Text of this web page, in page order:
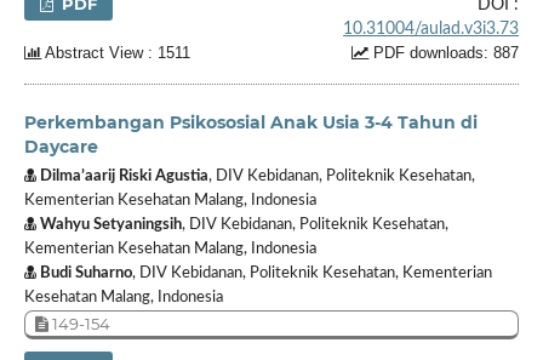
DOI :
10.31004/aulad.v3i3.73
Abstract View : 1511
PDF downloads: 887
Perkembangan Psikososial Anak Usia 3-4 Tahun di
Daycare
Dilma’aarij Riski Agustia, DIV Kebidanan, Politeknik Kesehatan,
Kementerian Kesehatan Malang, Indonesia
Wahyu Setyaningsih, DIV Kebidanan, Politeknik Kesehatan,
Kementerian Kesehatan Malang, Indonesia
Budi Suharno, DIV Kebidanan, Politeknik Kesehatan, Kementerian
Kesehatan Malang, Indonesia
149-154